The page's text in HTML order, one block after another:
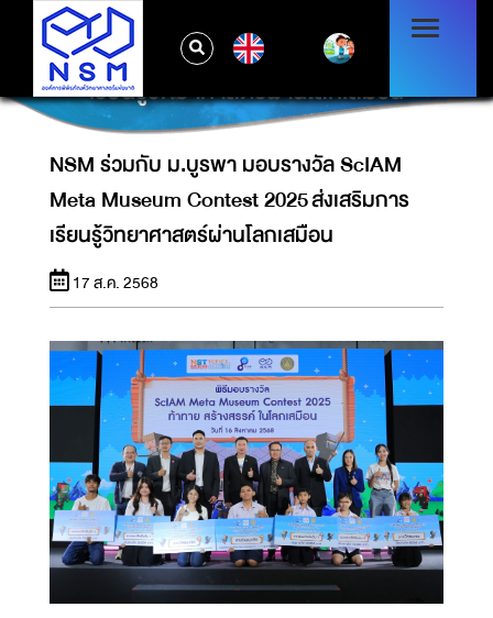
NSM ร่วมกับ ม.บูรพา มอบรางวัล SCIAM
META MUSEUM CONTEST 2025 ส่งเสริมการ
เรียนรู้วิทยาศาสตร์ผ่านโลกเสมือน
NSM ร่วมกับ ม.บูรพา มอบรางวัล ScIAM
Meta Museum Contest 2025 ส่งเสริมการ
เรียนรู้วิทยาศาสตร์ผ่านโลกเสมือน
17 ส.ค. 2568